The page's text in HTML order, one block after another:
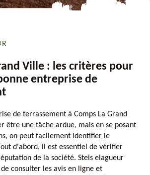
Ville : les critères pour
entreprise de
de terrassement à Comps La Grand
être une tâche ardue, mais en se posant
on peut facilement identifier le
d'abord, il est essentiel de vérifier
de la société. Steis elagueur
consulter les avis en ligne et